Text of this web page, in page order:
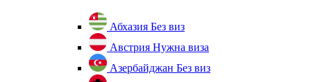
Абхазия Без виз
Австрия Нужна виза
Азербайджан Без виз